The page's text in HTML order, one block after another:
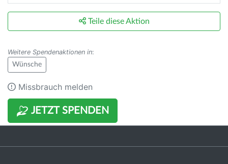
JETZT SPENDEN
Teile diese Aktion
Weitere Spendenaktionen in:
Wünsche
Missbrauch melden